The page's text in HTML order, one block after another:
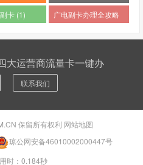
(1)
卡 (1)
广电副卡办理全攻略
大运营商流量卡一键办
联系我们
保留所有权利 网站地图
琼公网安备46010002000447号
时：0.184秒